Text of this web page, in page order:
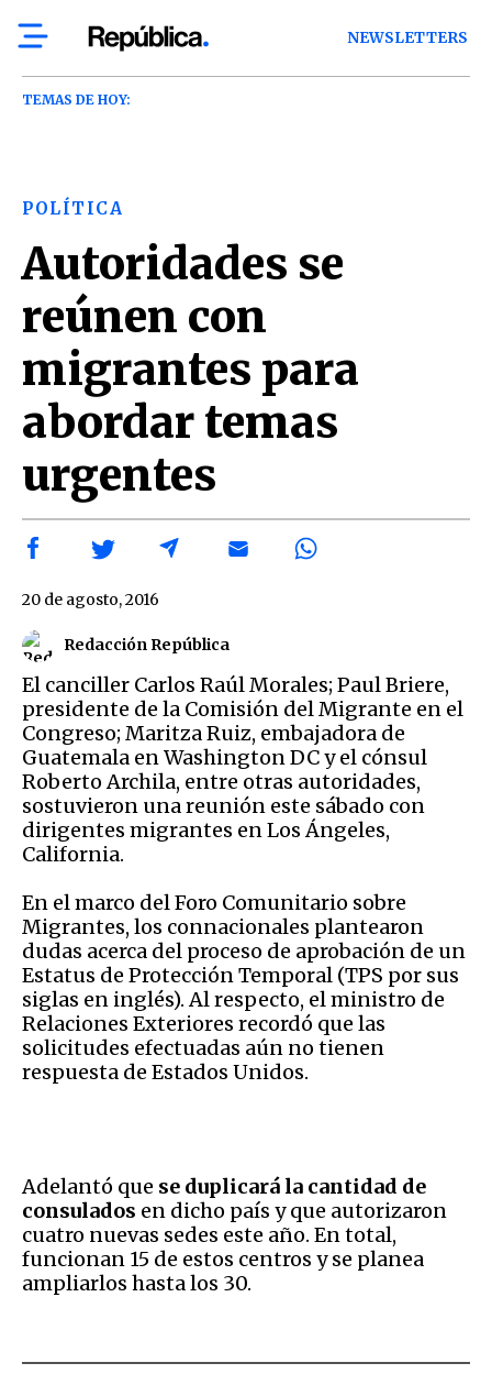
NEWSLETTERS
TEMAS DE HOY:
POLÍTICA
Autoridades se
reúnen con
migrantes para
abordar temas
urgentes
Redacción República
20 de agosto, 2016
El canciller Carlos Raúl Morales; Paul Briere,
presidente de la Comisión del Migrante en el
Congreso; Maritza Ruiz, embajadora de
Guatemala en Washington DC y el cónsul
Roberto Archila, entre otras autoridades,
sostuvieron una reunión este sábado con
dirigentes migrantes en Los Ángeles,
California.
En el marco del Foro Comunitario sobre
Migrantes, los connacionales plantearon
dudas acerca del proceso de aprobación de un
Estatus de Protección Temporal (TPS por sus
siglas en inglés). Al respecto, el ministro de
Relaciones Exteriores recordó que las
solicitudes efectuadas aún no tienen
respuesta de Estados Unidos.
Adelantó que se duplicará la cantidad de
consulados en dicho país y que autorizaron
cuatro nuevas sedes este año. En total,
funcionan 15 de estos centros y se planea
ampliarlos hasta los 30.